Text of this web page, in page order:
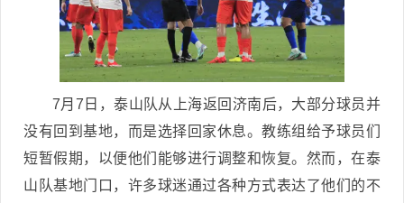
7月7日，泰山队从上海返回济南后，大部分球员并
没有回到基地，而是选择回家休息。教练组给予球员们
短暂假期，以便他们能够进行调整和恢复。然而，在泰
山队基地门口，许多球迷通过各种方式表达了他们的不